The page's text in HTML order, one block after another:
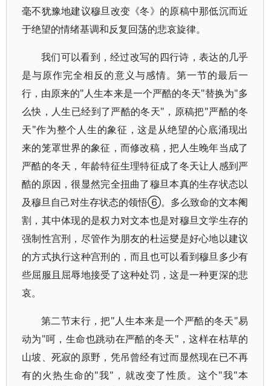
毫不犹豫地建议穆旦改变《冬》的原稿中那低沉而近
于绝望的情绪基调和反复回荡的悲哀旋律。
我们可以看到，经过改写的四行诗，表达的几乎
是与原作完全相反的意义与感情。第一节的最后一
行，由原来的"人生本来是一个严酷的冬天"替换为"多
么快，人生已经到了严酷的冬天"，原稿把"严酷的冬
天"作为整个人生的象征，这是从绝望的心底涌现出
来的笼罩世界的象征，而修改稿，把人生晚年当成了
严酷的冬天，年龄特征生理特征成了冬天让人感到严
酷的原因，很显然完全扭曲了穆旦本真的生存状态以
及穆旦自己对生存状态的领悟⑥。多么致命的文本阉
割，其中体现的是权力对文本也是对穆旦文学生存的
强制性宫刑，尽管作为朋友的杜运燮是好心地以建议
的方式执行这种宫刑的，而且也可以看到穆旦多少有
些屈服且屈辱地接受了这种处罚，这是一种更深的悲
哀。
第二节末行，把"人生本来是一个严酷的冬天"易
动为"呵，生命也跳动在严酷的冬天"，这样在枯草的
山坡、死寂的原野，凭吊曾经有过而显然现在已不再
有的火热生命的"我"，就改变了性质。这个"我"本